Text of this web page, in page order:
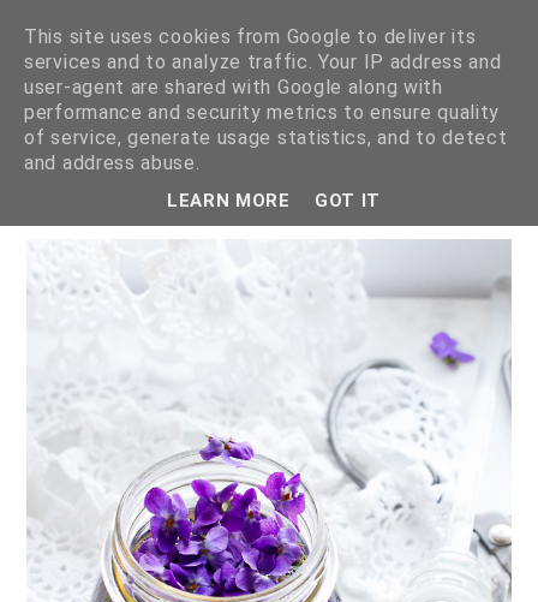
MIÓD FIOŁKOWY
13 kwietnia 2016
This site uses cookies from Google to deliver its
services and to analyze traffic. Your IP address and
user-agent are shared with Google along with
performance and security metrics to ensure quality
of service, generate usage statistics, and to detect
and address abuse.
LEARN MORE GOT IT